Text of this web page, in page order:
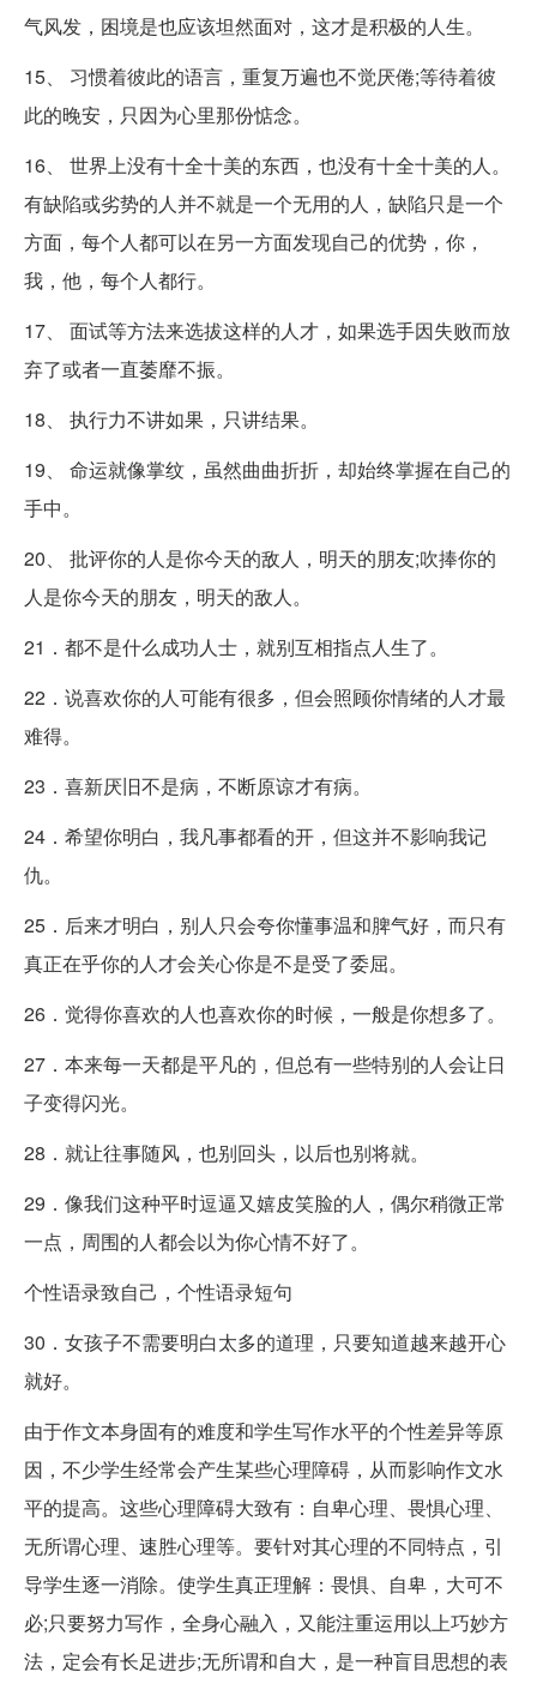
气风发，困境是也应该坦然面对，这才是积极的人生。
15、 习惯着彼此的语言，重复万遍也不觉厌倦;等待着彼
此的晚安，只因为心里那份惦念。
16、 世界上没有十全十美的东西，也没有十全十美的人。
有缺陷或劣势的人并不就是一个无用的人，缺陷只是一个
方面，每个人都可以在另一方面发现自己的优势，你，
我，他，每个人都行。
17、 面试等方法来选拔这样的人才，如果选手因失败而放
弃了或者一直萎靡不振。
18、 执行力不讲如果，只讲结果。
19、 命运就像掌纹，虽然曲曲折折，却始终掌握在自己的
手中。
20、 批评你的人是你今天的敌人，明天的朋友;吹捧你的
人是你今天的朋友，明天的敌人。
21．都不是什么成功人士，就别互相指点人生了。
22．说喜欢你的人可能有很多，但会照顾你情绪的人才最
难得。
23．喜新厌旧不是病，不断原谅才有病。
24．希望你明白，我凡事都看的开，但这并不影响我记
仇。
25．后来才明白，别人只会夸你懂事温和脾气好，而只有
真正在乎你的人才会关心你是不是受了委屈。
26．觉得你喜欢的人也喜欢你的时候，一般是你想多了。
27．本来每一天都是平凡的，但总有一些特别的人会让日
子变得闪光。
28．就让往事随风，也别回头，以后也别将就。
29．像我们这种平时逗逼又嬉皮笑脸的人，偶尔稍微正常
一点，周围的人都会以为你心情不好了。
个性语录致自己，个性语录短句
30．女孩子不需要明白太多的道理，只要知道越来越开心
就好。
由于作文本身固有的难度和学生写作水平的个性差异等原
因，不少学生经常会产生某些心理障碍，从而影响作文水
平的提高。这些心理障碍大致有：自卑心理、畏惧心理、
无所谓心理、速胜心理等。要针对其心理的不同特点，引
导学生逐一消除。使学生真正理解：畏惧、自卑，大可不
必;只要努力写作，全身心融入，又能注重运用以上巧妙方
法，定会有长足进步;无所谓和自大，是一种盲目思想的表